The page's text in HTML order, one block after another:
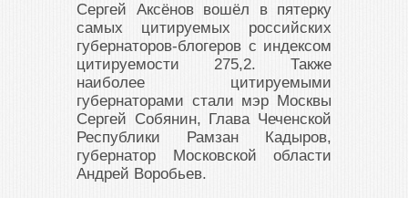
Сергей Аксёнов вошёл в пятерку
самых цитируемых российских
губернаторов-блогеров с индексом
цитируемости 275,2. Также
наиболее цитируемыми
губернаторами стали мэр Москвы
Сергей Собянин, Глава Чеченской
Республики Рамзан Кадыров,
губернатор Московской области
Андрей Воробьев.